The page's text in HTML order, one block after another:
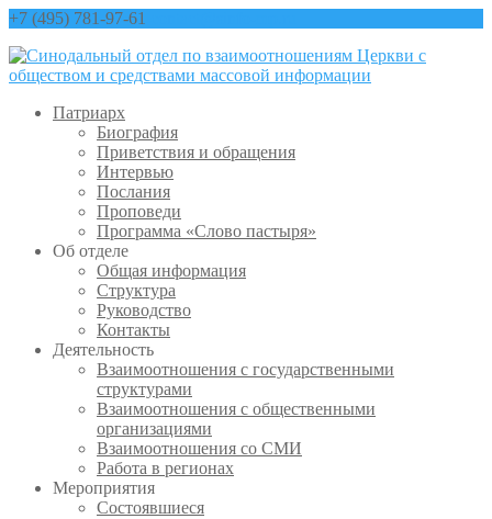
+7 (495) 781-97-61
Патриарх
Биография
Приветствия и обращения
Интервью
Послания
Проповеди
Программа «Слово пастыря»
Об отделе
Общая информация
Структура
Руководство
Контакты
Деятельность
Взаимоотношения с государственными
структурами
Взаимоотношения с общественными
организациями
Взаимоотношения со СМИ
Работа в регионах
Мероприятия
Состоявшиеся